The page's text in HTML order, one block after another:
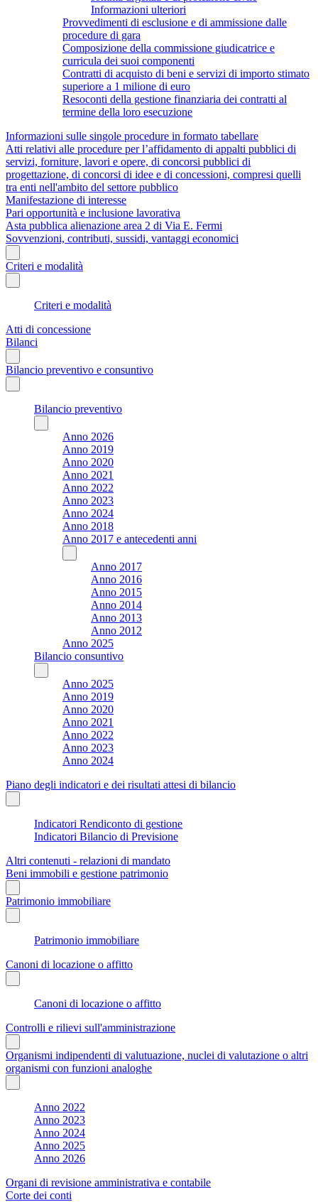
Informazioni ulteriori
Provvedimenti di esclusione e di ammissione dalle
procedure di gara
Composizione della commissione giudicatrice e
curricula dei suoi componenti
Contratti di acquisto di beni e servizi di importo stimato
superiore a 1 milione di euro
Resoconti della gestione finanziaria dei contratti al
termine della loro esecuzione
Informazioni sulle singole procedure in formato tabellare
Atti relativi alle procedure per l’affidamento di appalti pubblici di
servizi, forniture, lavori e opere, di concorsi pubblici di
progettazione, di concorsi di idee e di concessioni, compresi quelli
tra enti nell'ambito del settore pubblico
Manifestazione di interesse
Pari opportunità e inclusione lavorativa
Asta pubblica alienazione area 2 di Via E. Fermi
Sovvenzioni, contributi, sussidi, vantaggi economici
Criteri e modalità
Criteri e modalità
Atti di concessione
Bilanci
Bilancio preventivo e consuntivo
Bilancio preventivo
Anno 2026
Anno 2019
Anno 2020
Anno 2021
Anno 2022
Anno 2023
Anno 2024
Anno 2018
Anno 2017 e antecedenti anni
Anno 2017
Anno 2016
Anno 2015
Anno 2014
Anno 2013
Anno 2012
Anno 2025
Bilancio consuntivo
Anno 2025
Anno 2019
Anno 2020
Anno 2021
Anno 2022
Anno 2023
Anno 2024
Piano degli indicatori e dei risultati attesi di bilancio
Indicatori Rendiconto di gestione
Indicatori Bilancio di Previsione
Altri contenuti - relazioni di mandato
Beni immobili e gestione patrimonio
Patrimonio immobiliare
Patrimonio immobiliare
Canoni di locazione o affitto
Canoni di locazione o affitto
Controlli e rilievi sull'amministrazione
Organismi indipendenti di valutuazione, nuclei di valutazione o altri
organismi con funzioni analoghe
Anno 2022
Anno 2023
Anno 2024
Anno 2025
Anno 2026
Organi di revisione amministrativa e contabile
Corte dei conti